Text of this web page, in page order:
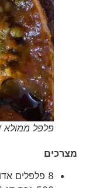
פלפל ממולא דג
מצרכים
8 פלפלים אדומים